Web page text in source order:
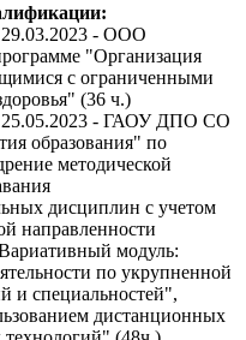
29.03.2023 - ООО
"Организация
с ограниченными
(36 ч.)
25.05.2023 - ГАОУ ДПО СО
образования" по
методической
дисциплин с учетом
направленности
модуль:
по укрупненной
и специальностей",
дистанционных